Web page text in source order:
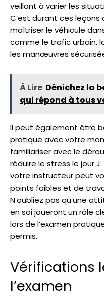
veillant à varier les
C’est durant ces
maîtriser le véhicule
comme le trafic urbain,
les manœuvres
À Lire Dénichez la
qui répond à tous
Il peut également être
pratique avec votre
familiariser avec le
réduire le stress le jour
votre instructeur peut
points faibles et de
N’oubliez pas qu’une
en soi joueront un rôle
lors de l’examen
permis.
Vérifications
l’examen